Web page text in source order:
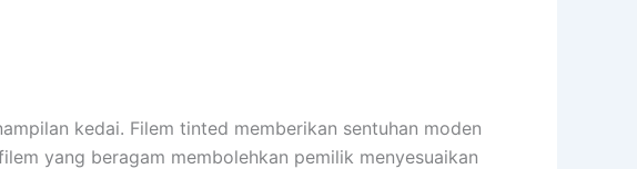
kedai. Filem tinted memberikan sentuhan moden
yang beragam membolehkan pemilik menyesuaikan